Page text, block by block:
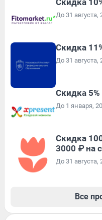
До 31 августа,
Скидка
До 31 августа,
Скидка
До 1 января,
Скидка
3000 ₽ на
До 31 августа,
Все